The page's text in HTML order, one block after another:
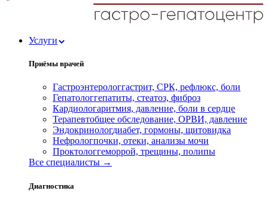
Услуги
Приёмы врачей
Гастроэнтерологгастрит, СРК, рефлюкс, боли
Гепатологгепатиты, стеатоз, фиброз
Кардиологаритмия, давление, боли в сердце
Терапевтобщее обследование, ОРВИ, давление
Эндокринологдиабет, гормоны, щитовидка
Нефрологпочки, отеки, анализы мочи
Проктологгеморрой, трещины, полипы
Все специалисты →
Диагностика